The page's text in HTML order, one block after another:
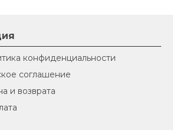
конфиденциальности
соглашение
и возврата